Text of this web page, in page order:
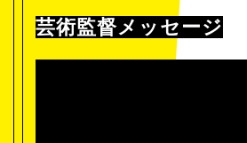
芸術監督メッセージ